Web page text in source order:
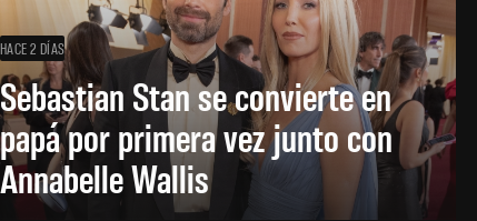
HACE 2 DÍAS
Sebastian Stan se convierte en
papá por primera vez junto con
Annabelle Wallis